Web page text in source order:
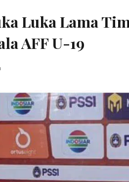
Luka Lama
AFF U-19